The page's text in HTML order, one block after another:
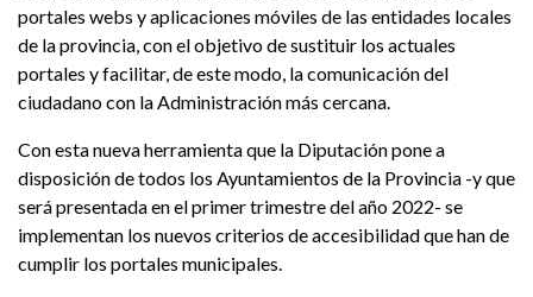
portales webs y aplicaciones móviles de las entidades locales
de la provincia, con el objetivo de sustituir los actuales
portales y facilitar, de este modo, la comunicación del
ciudadano con la Administración más cercana.
Con esta nueva herramienta que la Diputación pone a
disposición de todos los Ayuntamientos de la Provincia -y que
será presentada en el primer trimestre del año 2022- se
implementan los nuevos criterios de accesibilidad que han de
cumplir los portales municipales.